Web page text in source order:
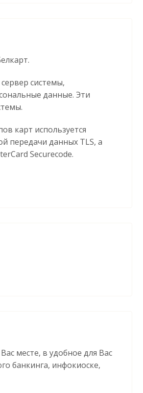
системы,
данные. Эти
карт используется
передачи данных TLS, а
Securecode.
месте, в удобное для Вас
банкинга, инфокиоске,